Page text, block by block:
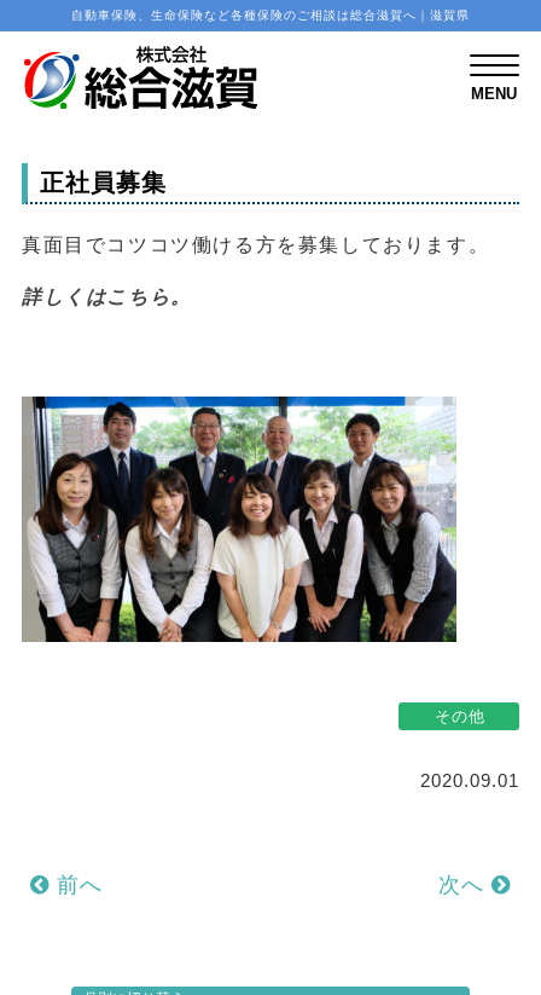
自動車保険、生命保険など各種保険のご相談は総合滋賀へ｜滋賀県
M
E
N
MENU
正社員募集
真面目でコツコツ働ける方を募集しております。
詳しくはこちら。
その他
2020.09.01
前へ 次へ